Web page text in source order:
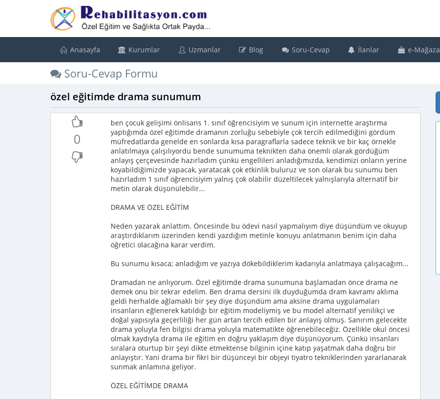
Anasayfa Kurumlar Uzmanlar Blog Soru-Cevap İlanlar e-Mağaza
Soru-Cevap Formu
özel eğitimde drama sunumum
0
ben çocuk gelişimi önlisans 1. sınıf öğrencisiyim ve sunum için internette araştırma
yaptığımda özel eğitimde dramanın zorluğu sebebiyle çok tercih edilmediğini gördüm
müfredatlarda genelde en sonlarda kısa paragraflarla sadece teknik ve bir kaç örnekle
anlatılmaya çalışılıyordu bende sunumuma teknikten daha önemli olarak gördüğüm
anlayış çerçevesinde hazırladım çünkü engellileri anladığımızda, kendimizi onların yerine
koyabildiğimizde yapacak, yaratacak çok etkinlik buluruz ve son olarak bu sunumu ben
hazırladım 1 sınıf öğrencisiyim yalnış çok olabilir düzeltilecek yalnışlarıyla alternatif bir
metin olarak düşünülebilir...
DRAMA VE ÖZEL EĞİTİM
Neden yazarak anlattım. Öncesinde bu ödevi nasıl yapmalıyım diye düşündüm ve okuyup
araştırdıklarım üzerinden kendi yazdığım metinle konuyu anlatmanın benim için daha
öğretici olacağına karar verdim.
Bu sunumu kısaca; anladığım ve yazıya dökebildiklerim kadarıyla anlatmaya çalışacağım...
Dramadan ne anlıyorum. Özel eğitimde drama sunumuna başlamadan önce drama ne
demek onu bir tekrar edelim. Ben drama dersini ilk duyduğumda dram kavramı aklıma
geldi herhalde ağlamaklı bir şey diye düşündüm ama aksine drama uygulamaları
insanların eğlenerek katıldığı bir eğitim modeliymiş ve bu model alternatif yenilikçi ve
doğal yapısıyla geçerliliği her gün artan tercih edilen bir anlayış olmuş. Sanırım gelecekte
drama yoluyla fen bilgisi drama yoluyla matematikte öğrenebileceğiz. Özellikle okul öncesi
olmak kaydıyla drama ile eğitim en doğru yaklaşım diye düşünüyorum. Çünkü insanları
sıralara oturtup bir şeyi dikte etmektense bilginin içine katıp yaşatmak daha doğru bir
anlayıştır. Yani drama bir fikri bir düşünceyi bir objeyi tiyatro tekniklerinden yararlanarak
sunmak anlamına geliyor.
ÖZEL EĞİTİMDE DRAMA